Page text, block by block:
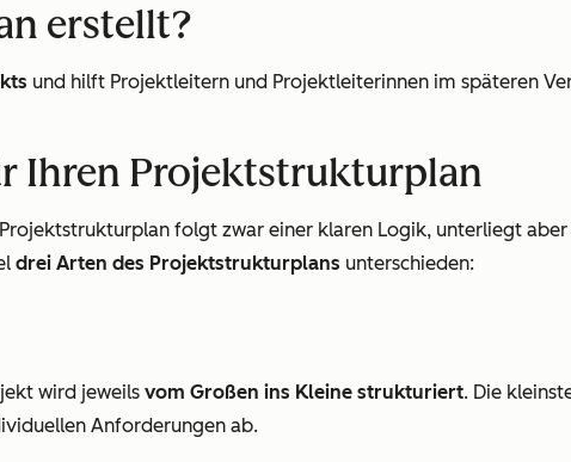
erstellt?
und hilft Projektleitern und Projektleiterinnen im späteren
Ihren Projektstrukturplan
folgt zwar einer klaren Logik, unterliegt
drei Arten des Projektstrukturplans unterschieden:
wird jeweils vom Großen ins Kleine strukturiert. Die
Anforderungen ab.